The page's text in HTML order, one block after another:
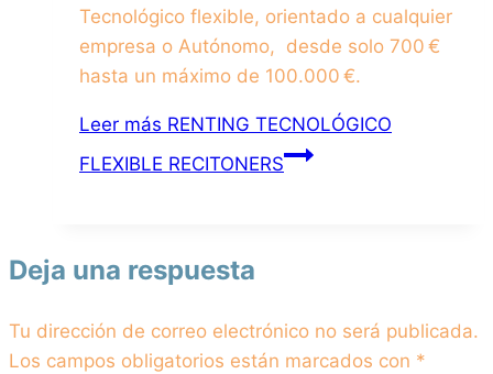
Tecnológico flexible, orientado a cualquier
empresa o Autónomo, desde solo 700 €
hasta un máximo de 100.000 €.
Leer más RENTING TECNOLÓGICO
FLEXIBLE RECITONERS
Deja una respuesta
Tu dirección de correo electrónico no será publicada.
Los campos obligatorios están marcados con *